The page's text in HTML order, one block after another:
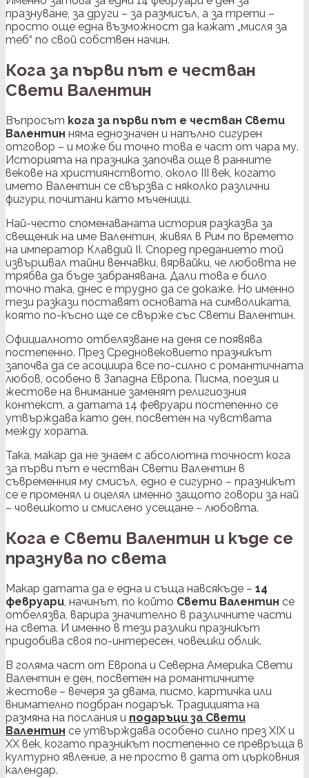
празнуване, за други – за размисъл, а за трети –
просто още една възможност да кажат „мисля за
теб“ по свой собствен начин.
Кога за първи път е честван
Свети Валентин
Въпросът кога за първи път е честван Свети
Валентин няма еднозначен и напълно сигурен
отговор – и може би точно това е част от чара му.
Историята на празника започва още в ранните
векове на християнството, около III век, когато
името Валентин се свързва с няколко различни
фигури, почитани като мъченици.
Най-често споменаваната история разказва за
свещеник на име Валентин, живял в Рим по времето
на император Клавдий II. Според преданието той
извършвал тайни венчавки, вярвайки, че любовта не
трябва да бъде забранявана. Дали това е било
точно така, днес е трудно да се докаже. Но именно
тези разкази поставят основата на символиката,
която по-късно ще се свърже със Свети Валентин.
Официалното отбелязване на деня се появява
постепенно. През Средновековието празникът
започва да се асоциира все по-силно с романтичната
любов, особено в Западна Европа. Писма, поезия и
жестове на внимание заменят религиозния
контекст, а датата 14 февруари постепенно се
утвърждава като ден, посветен на чувствата
между хората.
Така, макар да не знаем с абсолютна точност кога
за първи път е честван Свети Валентин в
съвременния му смисъл, едно е сигурно – празникът
се е променял и оцелял именно защото говори за най
– човешкото и смислено усещане – любовта.
Кога е Свети Валентин и къде се
празнува по света
Макар датата да е една и съща навсякъде – 14
февруари, начинът, по който Свети Валентин се
отбелязва, варира значително в различните части
на света. И именно в тези разлики празникът
придобива своя по-интересен, човешки облик.
В голяма част от Европа и Северна Америка Свети
Валентин е ден, посветен на романтичните
жестове – вечеря за двама, писмо, картичка или
внимателно подбран подарък. Традицията на
размяна на послания и подаръци за Свети
Валентин се утвърждава особено силно през XIX и
XX век, когато празникът постепенно се превръща в
културно явление, а не просто в дата от църковния
календар.